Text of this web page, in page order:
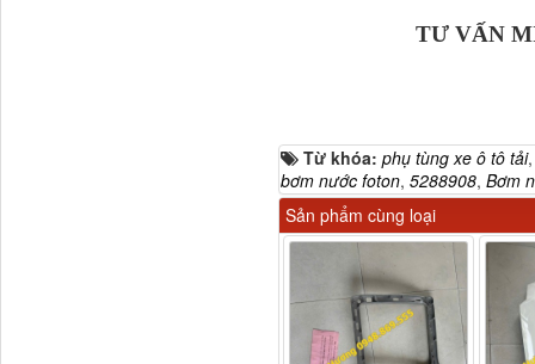
TƯ VẤN
Từ khóa: phụ tùng xe ô tô tải
bơm nước foton, 5288908, Bơm
Sản phẩm cùng loại